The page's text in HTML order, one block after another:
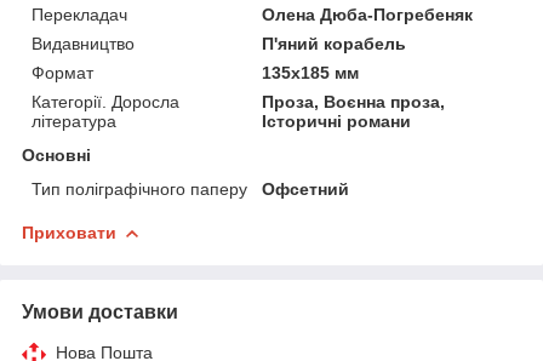
Перекладач
Олена Дюба-Погребеняк
Видавництво
П'яний корабель
Формат
135x185 мм
Категорії. Доросла
література
Проза, Воєнна проза,
Історичні романи
Основні
Тип поліграфічного паперу
Офсетний
Приховати
Умови доставки
Нова Пошта